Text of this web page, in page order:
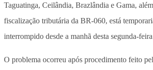
Taguatinga, Ceilândia, Brazlândia e Gama,
fiscalização tributária da BR-060, está
interrompido desde a manhã desta segunda-
O problema ocorreu após procedimento feito